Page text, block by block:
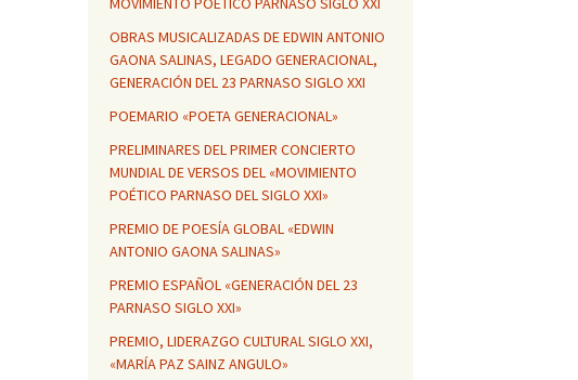
OBRAS MUSICALIZADAS DE EDWIN ANTONIO
GAONA SALINAS, LEGADO GENERACIONAL,
GENERACIÓN DEL 23 PARNASO SIGLO XXI
POEMARIO «POETA GENERACIONAL»
PRELIMINARES DEL PRIMER CONCIERTO
MUNDIAL DE VERSOS DEL «MOVIMIENTO
POÉTICO PARNASO DEL SIGLO XXI»
PREMIO DE POESÍA GLOBAL «EDWIN
ANTONIO GAONA SALINAS»
PREMIO ESPAÑOL «GENERACIÓN DEL 23
PARNASO SIGLO XXI»
PREMIO, LIDERAZGO CULTURAL SIGLO XXI,
«MARÍA PAZ SAINZ ANGULO»